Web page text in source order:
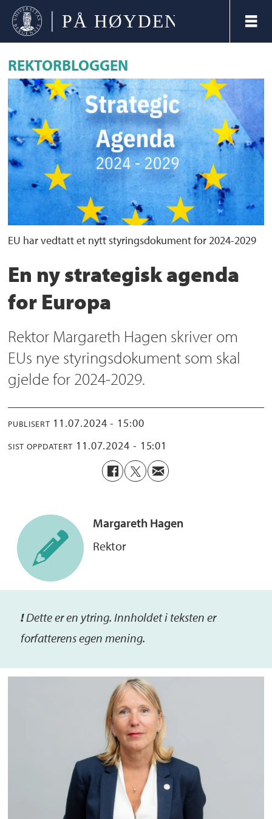
REKTORBLOGGEN
EU har vedtatt et nytt styringsdokument for 2024-2029
En ny strategisk agenda
for Europa
Rektor Margareth Hagen skriver om
EUs nye styringsdokument som skal
gjelde for 2024-2029.
PUBLISERT 11.07.2024 - 15:00
SIST OPPDATERT 11.07.2024 - 15:01
Margareth Hagen
Rektor
!Detteeren ytring. Innholdet i teksten er
forfatterens egen mening.